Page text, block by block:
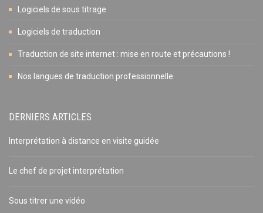
Logiciels de sous titrage
Logiciels de traduction
Traduction de site internet : mise en route et précautions !
Nos langues de traduction professionnelle
DERNIERS ARTICLES
Interprétation à distance en visite guidée
Le chef de projet interprétation
Sous titrer une vidéo